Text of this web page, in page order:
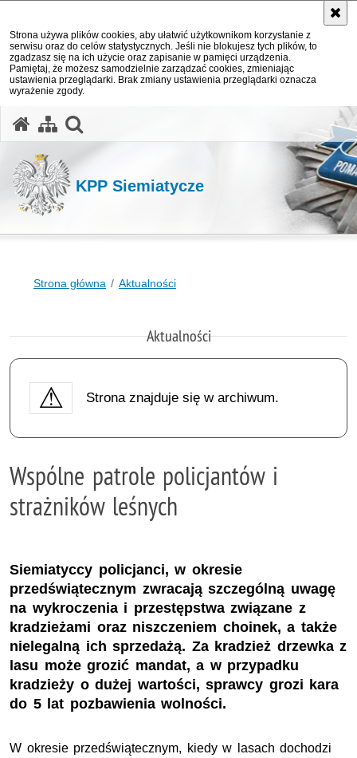
Strona używa plików cookies, aby ułatwić użytkownikom korzystanie z
serwisu oraz do celów statystycznych. Jeśli nie blokujesz tych plików, to
zgadzasz się na ich użycie oraz zapisanie w pamięci urządzenia.
Pamiętaj, że możesz samodzielnie zarządzać cookies, zmieniając
ustawienia przeglądarki. Brak zmiany ustawienia przeglądarki oznacza
wyrażenie zgody.
KPP Siemiatycze
Strona główna Aktualności
Aktualności
Strona znajduje się w archiwum.
Wspólne patrole policjantów i
strażników leśnych
Siemiatyccy policjanci, w okresie
przedświątecznym zwracają szczególną uwagę
na wykroczenia i przestępstwa związane z
kradzieżami oraz niszczeniem choinek, a także
nielegalną ich sprzedażą. Za kradzież drzewka z
lasu może grozić mandat, a w przypadku
kradzieży o dużej wartości, sprawcy grozi kara
do 5 lat pozbawienia wolności.
W okresie przedświątecznym, kiedy w lasach dochodzi